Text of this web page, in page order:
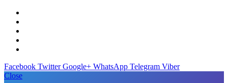
Facebook Twitter Google+ WhatsApp Telegram Viber
Close